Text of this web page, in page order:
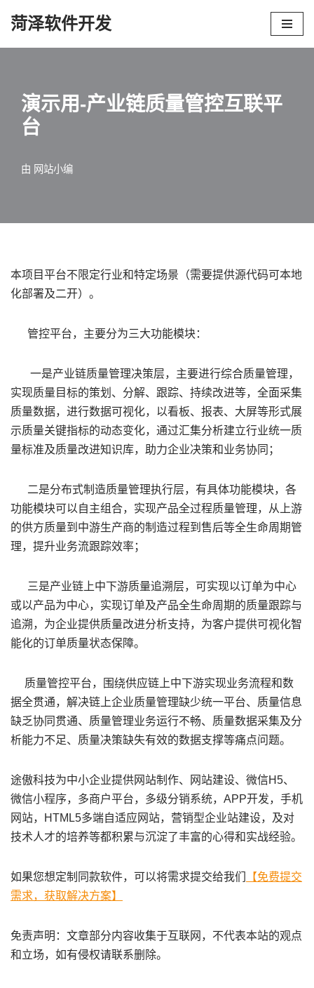
菏泽软件开发
演示用-产业链质量管控互联平
台
由 网站小编
本项目平台不限定行业和特定场景（需要提供源代码可本地
化部署及二开）。
管控平台，主要分为三大功能模块：
一是产业链质量管理决策层，主要进行综合质量管理，
实现质量目标的策划、分解、跟踪、持续改进等，全面采集
质量数据，进行数据可视化，以看板、报表、大屏等形式展
示质量关键指标的动态变化，通过汇集分析建立行业统一质
量标准及质量改进知识库，助力企业决策和业务协同；
二是分布式制造质量管理执行层，有具体功能模块，各
功能模块可以自主组合，实现产品全过程质量管理，从上游
的供方质量到中游生产商的制造过程到售后等全生命周期管
理，提升业务流跟踪效率；
三是产业链上中下游质量追溯层，可实现以订单为中心
或以产品为中心，实现订单及产品全生命周期的质量跟踪与
追溯，为企业提供质量改进分析支持，为客户提供可视化智
能化的订单质量状态保障。
质量管控平台，围绕供应链上中下游实现业务流程和数
据全贯通，解决链上企业质量管理缺少统一平台、质量信息
缺乏协同贯通、质量管理业务运行不畅、质量数据采集及分
析能力不足、质量决策缺失有效的数据支撑等痛点问题。
途傲科技为中小企业提供网站制作、网站建设、微信H5、
微信小程序，多商户平台，多级分销系统，APP开发，手机
网站，HTML5多端自适应网站，营销型企业站建设，及对
技术人才的培养等都积累与沉淀了丰富的心得和实战经验。
如果您想定制同款软件，可以将需求提交给我们
【免费提交
需求，获取解决方案】
免责声明：文章部分内容收集于互联网，不代表本站的观点
和立场，如有侵权请联系删除。